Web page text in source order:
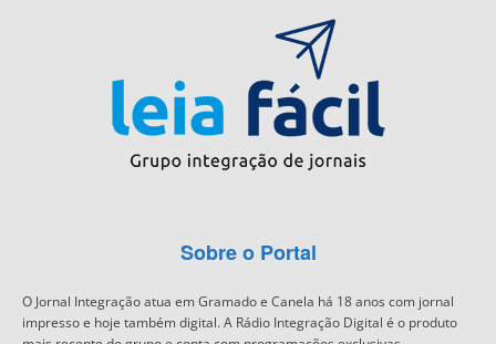
Sobre o Portal
O Jornal Integração atua em Gramado e Canela há 18 anos com jornal
impresso e hoje também digital. A Rádio Integração Digital é o produto